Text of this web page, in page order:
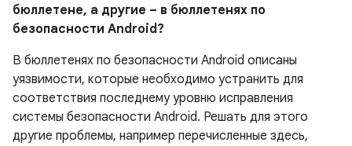
бюллетене, а другие – в бюллетенях по
безопасности Android?
В бюллетенях по безопасности Android описаны
уязвимости, которые необходимо устранить для
соответствия последнему уровню исправления
системы безопасности Android. Решать для этого
другие проблемы, например перечисленные здесь,